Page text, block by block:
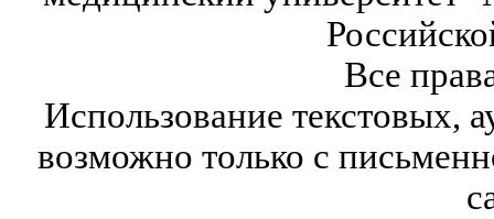
Все
Использование текстовых,
возможно только с